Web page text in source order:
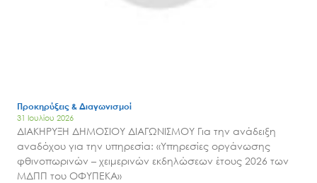
Προκηρύξεις & Διαγωνισμοί
31 Ιουλίου 2026
ΔΙΑΚΗΡΥΞΗ ΔΗΜΟΣΙΟΥ ΔΙΑΓΩΝΙΣΜΟΥ Για την ανάδειξη
αναδόχου για την υπηρεσία: «Υπηρεσίες οργάνωσης
φθινοπωρινών – χειμερινών εκδηλώσεων έτους 2026 των
ΜΔΠΠ του ΟΦΥΠΕΚΑ»